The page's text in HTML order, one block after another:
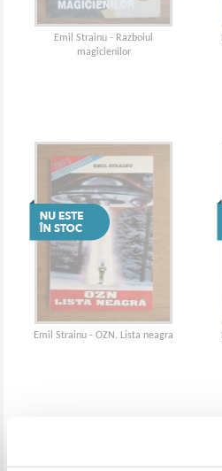
Emil Strainu - Razboiul
magicienilor
Emil Strainu - OZN. Lista neagra